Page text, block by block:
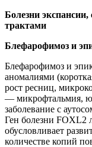
Болезни
трактами
Блефарофимоз и
Блефарофимоз и
аномалиями
рост ресниц,
— микрофтальмия,
заболевание с
Ген болезни FOXL2
обусловливает
количестве копий